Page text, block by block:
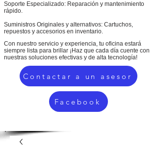
Soporte Especializado: Reparación y mantenimiento
rápido.
Suministros Originales y alternativos: Cartuchos,
repuestos y accesorios en inventario.
Con nuestro servicio y experiencia, tu oficina estará
siempre lista para brillar ¡Haz que cada día cuente con
nuestras soluciones efectivas y de alta tecnología!
Contactar a un asesor
Facebook